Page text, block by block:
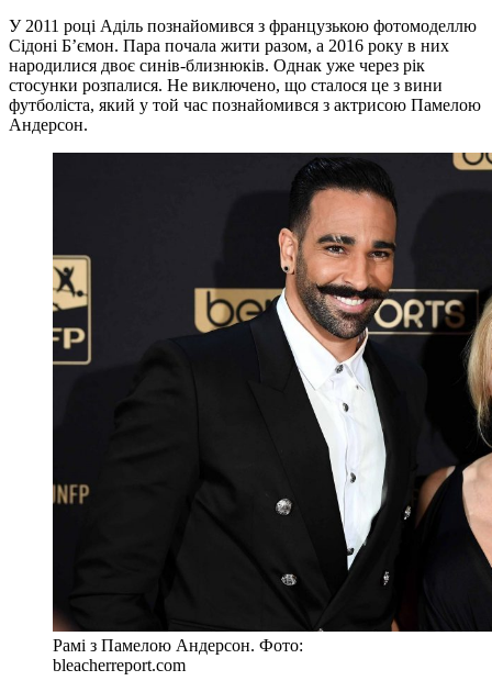
У 2011 році Аділь познайомився з французькою фотомоделлю
Сідоні Б’ємон. Пара почала жити разом, а 2016 року в них
народилися двоє синів-близнюків. Однак уже через рік
стосунки розпалися. Не виключено, що сталося це з вини
футболіста, який у той час познайомився з актрисою Памелою
Андерсон.
Рамі з Памелою Андерсон. Фото:
bleacherreport.com